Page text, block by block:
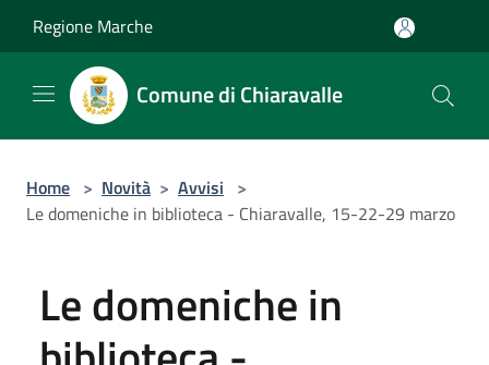
Regione Marche
Comune di Chiaravalle
Home > Novità > Avvisi >
Le domeniche in biblioteca - Chiaravalle, 15-22-29 marzo
Le domeniche in